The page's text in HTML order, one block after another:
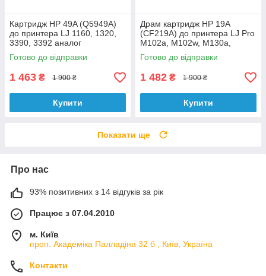
Картридж HP 49A (Q5949A)
до принтера LJ 1160, 1320,
3390, 3392 аналог
Готово до відправки
1 463 ₴ 1 900 ₴
Купити
Драм картридж HP 19A
(CF219A) до принтера LJ Pro
M102a, M102w, M130a,
M130fw аналог
Готово до відправки
1 482 ₴ 1 900 ₴
Купити
Показати ще
Про нас
93% позитивних з 14 відгуків за рік
Працює з 07.04.2010
м. Київ
проп. Академіка Палладіна 32 б , Київ, Україна
Контакти